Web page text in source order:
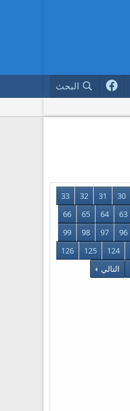
البحث
30
31
32
33
63
64
65
66
96
97
98
99
124
125
126
التالي